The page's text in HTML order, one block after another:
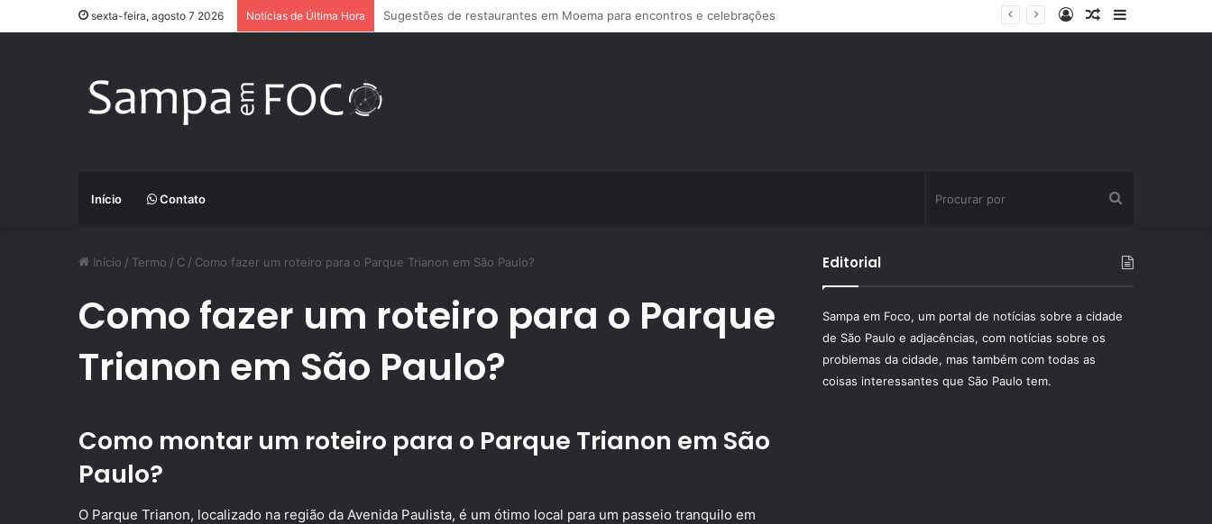
sexta-feira, agosto 7 2026 Notícias de Última Hora Apps de treino personalizado crescem no Brasil e impulsionam modelo de assinatura fitness
Barra
Artigo
Entrar
Início Contato
por
Início / Termo / C / Como fazer um roteiro para o Parque Trianon em São Paulo?
Como fazer um roteiro para o Parque
Trianon em São Paulo?
Como montar um roteiro para o Parque Trianon em São
Paulo?
O Parque Trianon, localizado na região da Avenida Paulista, é um ótimo local para um passeio tranquilo em
Editorial
Sampa em Foco, um portal de notícias sobre a cidade
de São Paulo e adjacências, com notícias sobre os
problemas da cidade, mas também com todas as
coisas interessantes que São Paulo tem.